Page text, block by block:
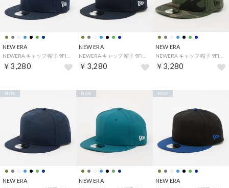
NEW ERA
￥3,280
NEW ERA
￥3,280
NEW ERA
￥3,280
NEW ERA
NEW
NEW ERA
NEW
NEW ERA
NEW